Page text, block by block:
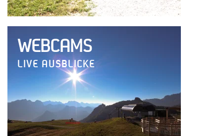
WEBCAMS
LIVE AUSBLICKE